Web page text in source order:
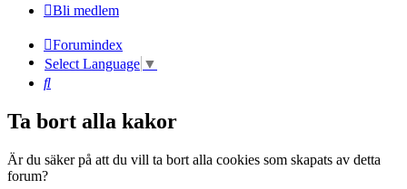
Bli medlem
Forumindex
Select Language ▼
Sök
Ta bort alla kakor
Är du säker på att du vill ta bort alla cookies som skapats av detta
forum?